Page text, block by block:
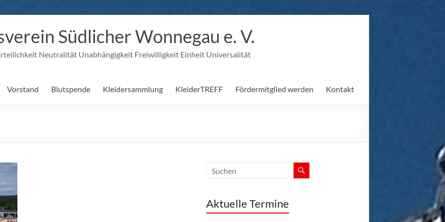
Südlicher Wonnegau e. V.
Neutralität Unabhängigkeit Freiwilligkeit Einheit Universalität
Vorstand Blutspende Kleidersammlung KleiderTREFF Fördermitglied werden Kontakt
Aktuelle Termine